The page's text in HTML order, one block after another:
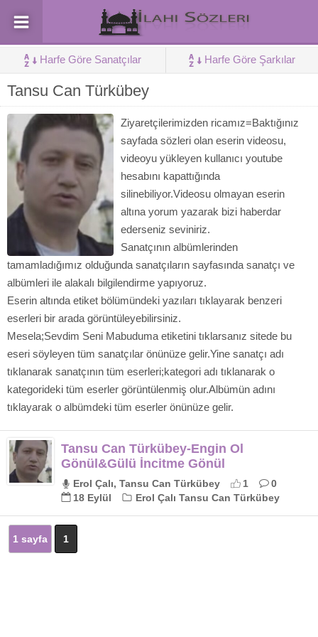
Harfe Göre Sanatçılar Harfe Göre Şarkılar
Tansu Can Türkübey
Ziyaretçilerimizden ricamız=Baktığınız
sayfada sözleri olan eserin videosu,
videoyu yükleyen kullanıcı youtube
hesabını kapattığında
silinebiliyor.Videosu olmayan eserin
altına yorum yazarak bizi haberdar
ederseniz seviniriz.
Sanatçının albümlerinden
tamamladığımız olduğunda sanatçıların sayfasında sanatçı ve
albümleri ile alakalı bilgilendirme yapıyoruz.
Eserin altında etiket bölümündeki yazıları tıklayarak benzeri
eserleri bir arada görüntüleyebilirsiniz.
Mesela;Sevdim Seni Mabuduma etiketini tıklarsanız sitede bu
eseri söyleyen tüm sanatçılar önünüze gelir.Yine sanatçı adı
tıklanarak sanatçının tüm eserleri;kategori adı tıklanarak o
kategorideki tüm eserler görüntülenmiş olur.Albümün adını
tıklayarak o albümdeki tüm eserler önünüze gelir.
Tansu Can Türkübey-Engin Ol
Gönül&Gülü İncitme Gönül
Erol Çalı, Tansu Can Türkübey 1
0
18 Eylül
Erol Çalı Tansu Can Türkübey
1 sayfa 1